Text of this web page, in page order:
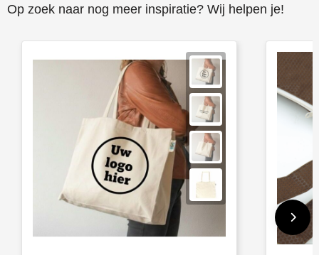
Op zoek naar nog meer inspiratie? Wij helpen je!